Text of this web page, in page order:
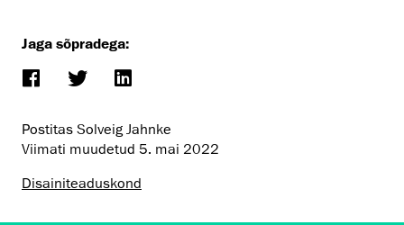
Jaga sõpradega:
Postitas Solveig Jahnke
Viimati muudetud 5. mai 2022
Disaini­­teaduskond